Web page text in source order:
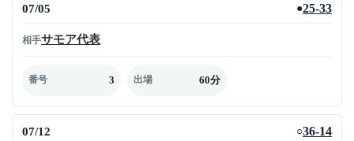
07/05 ●25-33
相手サモア代表
番号 3 出場 60分
07/12 ○36-14